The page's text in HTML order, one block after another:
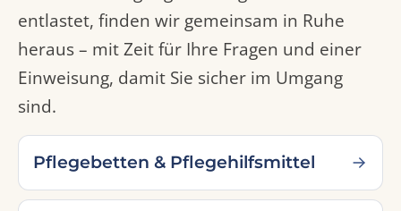
entlastet, finden wir gemeinsam in Ruhe
heraus – mit Zeit für Ihre Fragen und einer
Einweisung, damit Sie sicher im Umgang
sind.
Pflegebetten & Pflegehilfsmittel